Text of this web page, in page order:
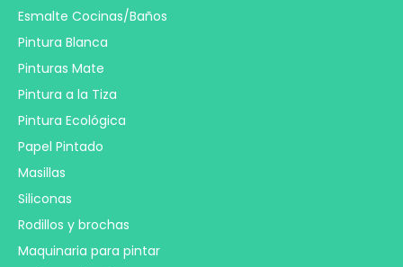
Esmalte Cocinas/Baños
Pintura Blanca
Pinturas Mate
Pintura a la Tiza
Pintura Ecológica
Papel Pintado
Masillas
Siliconas
Rodillos y brochas
Maquinaria para pintar